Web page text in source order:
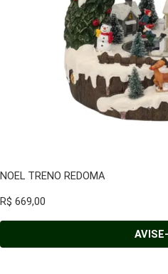
NOEL TRENO REDOMA
R$ 669,00